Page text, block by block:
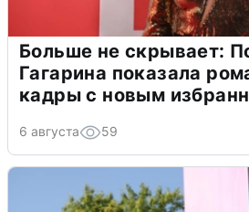
Больше не скрывает:
Гагарина показала
кадры с новым
6 августа 59